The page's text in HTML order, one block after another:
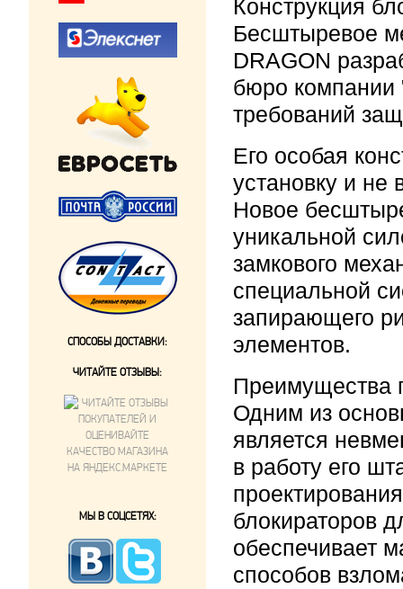
Конструкция
Бесштыревое
DRAGON
бюро
требований
Его особая
установку и не
Новое
уникальной
замкового
специальной
запирающего
элементов.
Преимущества
Одним из
является
в работу его
блокираторов
обеспечивает
способов
СПОСОБЫ ДОСТАВКИ:
ЧИТАЙТЕ ОТЗЫВЫ:
МЫ В СОЦСЕТЯХ: